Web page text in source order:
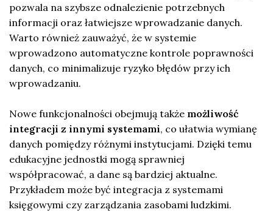
pozwala na szybsze odnalezienie potrzebnych
informacji oraz łatwiejsze wprowadzanie danych.
Warto również zauważyć, że w systemie
wprowadzono automatyczne kontrole poprawności
danych, co minimalizuje ryzyko błędów przy ich
wprowadzaniu.
Nowe funkcjonalności obejmują także możliwość
integracji z innymi systemami, co ułatwia wymianę
danych pomiędzy różnymi instytucjami. Dzięki temu
edukacyjne jednostki mogą sprawniej
współpracować, a dane są bardziej aktualne.
Przykładem może być integracja z systemami
księgowymi czy zarządzania zasobami ludzkimi.